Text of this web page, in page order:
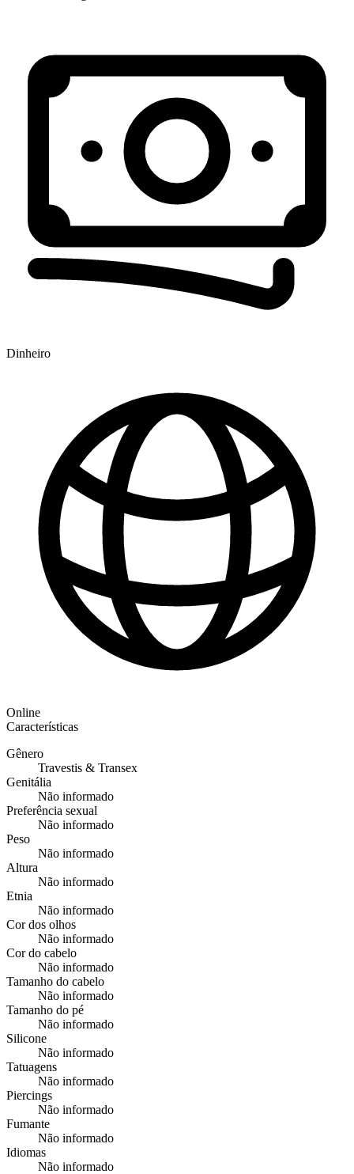
Dinheiro
Online
Características
Gênero
Travestis & Transex
Genitália
Não informado
Preferência sexual
Não informado
Peso
Não informado
Altura
Não informado
Etnia
Não informado
Cor dos olhos
Não informado
Cor do cabelo
Não informado
Tamanho do cabelo
Não informado
Tamanho do pé
Não informado
Silicone
Não informado
Tatuagens
Não informado
Piercings
Não informado
Fumante
Não informado
Idiomas
Não informado